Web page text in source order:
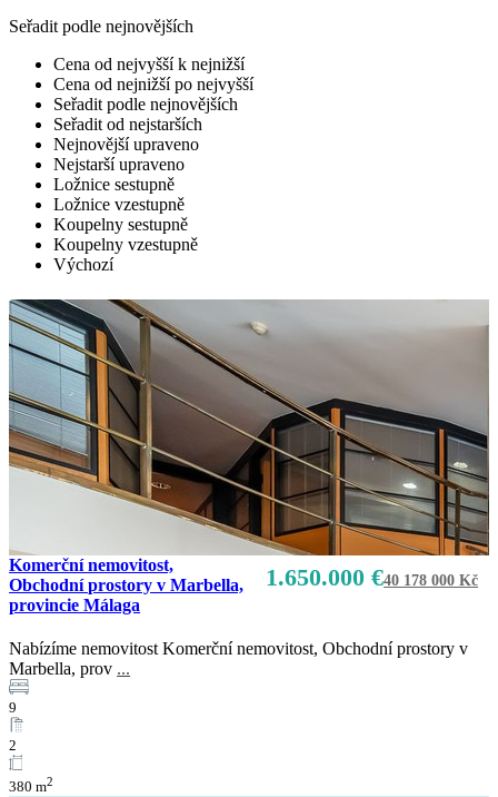
Seřadit podle nejnovějších
Cena od nejvyšší k nejnižší
Cena od nejnižší po nejvyšší
Seřadit podle nejnovějších
Seřadit od nejstarších
Nejnovější upraveno
Nejstarší upraveno
Ložnice sestupně
Ložnice vzestupně
Koupelny sestupně
Koupelny vzestupně
Výchozí
1.650.000 €40 178 000 Kč
Komerční nemovitost,
Obchodní prostory v Marbella,
provincie Málaga
Nabízíme nemovitost Komerční nemovitost, Obchodní prostory v
Marbella, prov ...
9
2
380 m2